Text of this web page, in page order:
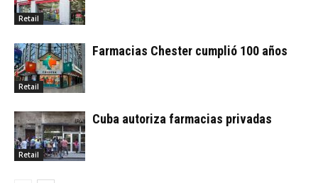
Retail
Retail
Farmacias Chester cumplió 100 años
Retail
Cuba autoriza farmacias privadas